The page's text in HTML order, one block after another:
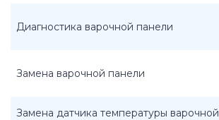
Диагностика варочной панели
Замена варочной панели
Замена датчика температуры варочной